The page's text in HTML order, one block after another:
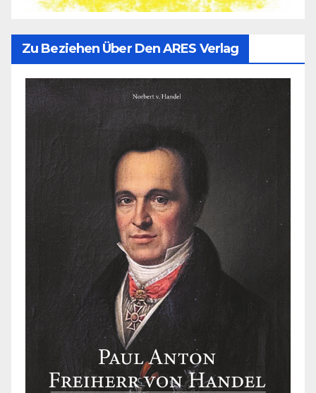
Zu Beziehen Über Den ARES Verlag